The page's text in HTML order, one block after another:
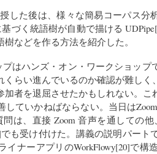
した後は、様々な簡易コーパス分
基づく統語樹が自動で描ける
などを作る方法を紹介した。
プはハンズ・オン・ワークショッ
くらい進んでいるのか確認が難し
加者を退屈させたかもしれない。こ
ていかねばならない。当日は
は、直接 Zoom 音声を通しての他
も受け付けた。講義の説明パート
イナーアプリのWorkFlowy[20]で構